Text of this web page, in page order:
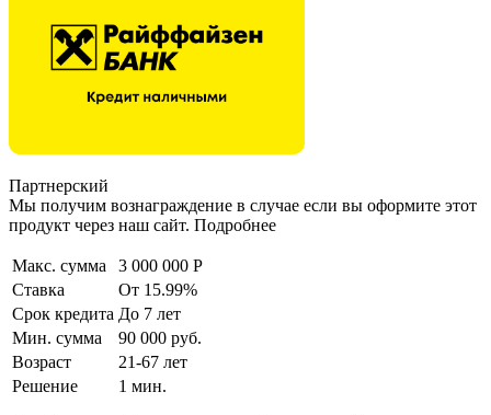
Партнерский
Мы получим вознаграждение в случае если вы оформите этот
продукт через наш сайт. Подробнее
Макс. сумма
3 000 000 Р
Ставка
От 15.99%
Срок кредита До 7 лет
Мин. сумма
90 000 руб.
Возраст
21-67 лет
Решение
1 мин.